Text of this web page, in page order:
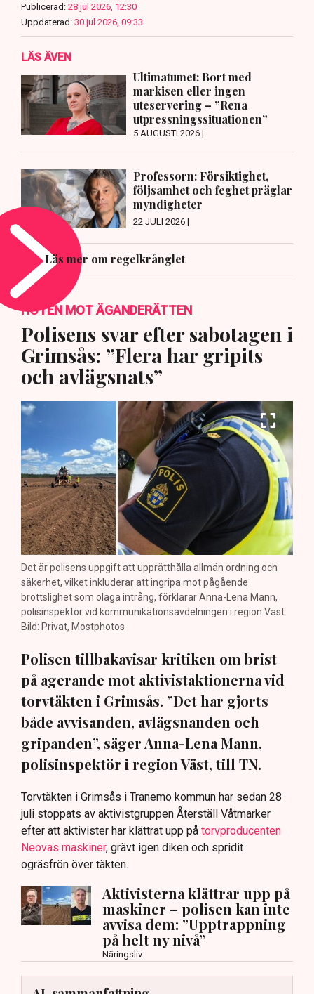
Publicerad: 28 jul 2026, 12:30
Uppdaterad: 30 jul 2026, 09:33
LÄS ÄVEN
Ultimatumet: Bort med
markisen eller ingen
uteservering – ”Rena
utpressningssituationen”
5 AUGUSTI 2026 |
Professorn: Försiktighet,
följsamhet och feghet präglar
myndigheter
22 JULI 2026 |
Läs mer om regelkrånglet
HOTEN MOT ÄGANDERÄTTEN
Polisens svar efter sabotagen i
Grimsås: ”Flera har gripits
och avlägsnats”
Det är polisens uppgift att upprätthålla allmän ordning och
säkerhet, vilket inkluderar att ingripa mot pågående
brottslighet som olaga intrång, förklarar Anna-Lena Mann,
polisinspektör vid kommunikationsavdelningen i region Väst.
Bild: Privat, Mostphotos
Polisen tillbakavisar kritiken om brist
på agerande mot aktivistaktionerna vid
torvtäkten i Grimsås. ”Det har gjorts
både avvisanden, avlägsnanden och
gripanden”, säger Anna-Lena Mann,
polisinspektör i region Väst, till TN.
Torvtäkten i Grimsås i Tranemo kommun har sedan 28
juli stoppats av aktivistgruppen Återställ Våtmarker
efter att aktivister har klättrat upp på torvproducenten
Neovas maskiner, grävt igen diken och spridit
ogräsfrön över täkten.
Aktivisterna klättrar upp på
maskiner – polisen kan inte
avvisa dem: ”Upptrappning
på helt ny nivå”
Näringsliv